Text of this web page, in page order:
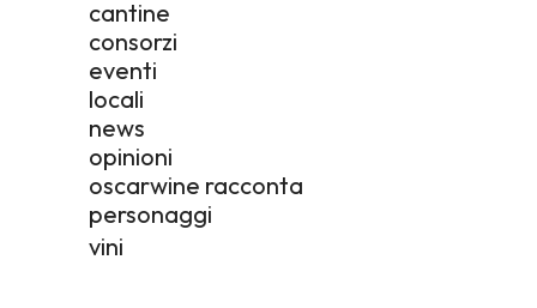
cantine
consorzi
eventi
locali
news
opinioni
oscarwine racconta
personaggi
vini